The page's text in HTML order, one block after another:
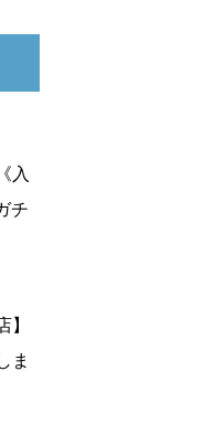
入
チ
】
ま